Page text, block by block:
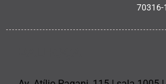
70316-